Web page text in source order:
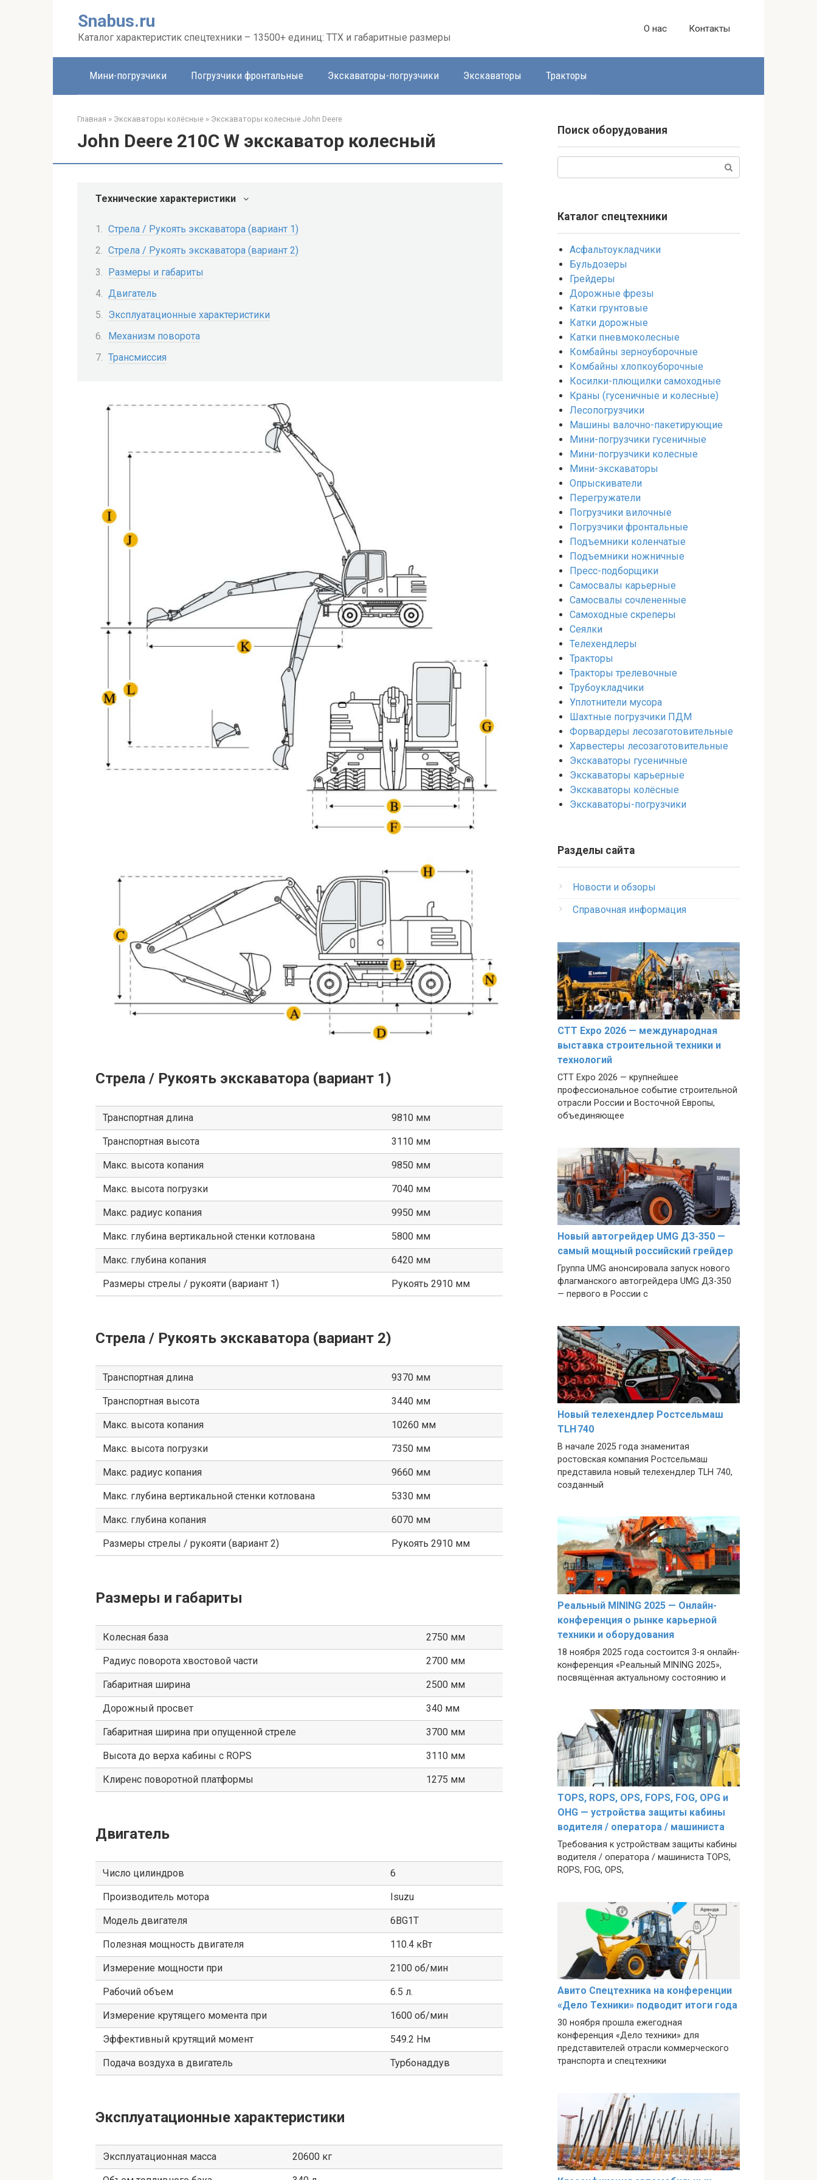
Snabus.ru
Каталог характеристик спецтехники – 13500+ единиц: ТТХ и габаритные размеры
О нас Контакты
Мини-погрузчики Погрузчики фронтальные Экскаваторы-погрузчики Экскаваторы Тракторы
Главная » Экскаваторы колёсные » Экскаваторы колесные John Deere
John Deere 210C W экскаватор колесный
Технические характеристики
Стрела / Рукоять экскаватора (вариант 1)
Стрела / Рукоять экскаватора (вариант 2)
Размеры и габариты
Двигатель
Эксплуатационные характеристики
Механизм поворота
Трансмиссия
Стрела / Рукоять экскаватора (вариант 1)
Транспортная длина 9810 мм
Транспортная высота 3110 мм
Макс. высота копания 9850 мм
Макс. высота погрузки 7040 мм
Макс. радиус копания 9950 мм
Макс. глубина вертикальной стенки котлована 5800 мм
Макс. глубина копания 6420 мм
Размеры стрелы / рукояти (вариант 1) Рукоять 2910 мм
Стрела / Рукоять экскаватора (вариант 2)
Транспортная длина 9370 мм
Транспортная высота 3440 мм
Макс. высота копания 10260 мм
Макс. высота погрузки 7350 мм
Макс. радиус копания 9660 мм
Макс. глубина вертикальной стенки котлована 5330 мм
Макс. глубина копания 6070 мм
Размеры стрелы / рукояти (вариант 2) Рукоять 2910 мм
Размеры и габариты
Колесная база 2750 мм
Радиус поворота хвостовой части 2700 мм
Габаритная ширина 2500 мм
Дорожный просвет 340 мм
Габаритная ширина при опущенной стреле 3700 мм
Высота до верха кабины с ROPS 3110 мм
Клиренс поворотной платформы 1275 мм
Двигатель
Число цилиндров 6
Производитель мотора Isuzu
Модель двигателя 6BG1T
Полезная мощность двигателя 110.4 кВт
Измерение мощности при 2100 об/мин
Рабочий объем 6.5 л.
Измерение крутящего момента при 1600 об/мин
Эффективный крутящий момент 549.2 Нм
Подача воздуха в двигатель Турбонаддув
Эксплуатационные характеристики
Эксплуатационная масса 20600 кг
Поиск оборудования
Каталог спецтехники
Асфальтоукладчики
Бульдозеры
Грейдеры
Дорожные фрезы
Катки грунтовые
Катки дорожные
Катки пневмоколесные
Комбайны зерноуборочные
Комбайны хлопкоуборочные
Косилки-плющилки самоходные
Краны (гусеничные и колесные)
Лесопогрузчики
Машины валочно-пакетирующие
Мини-погрузчики гусеничные
Мини-погрузчики колесные
Мини-экскаваторы
Опрыскиватели
Перегружатели
Погрузчики вилочные
Погрузчики фронтальные
Подъемники коленчатые
Подъемники ножничные
Пресс-подборщики
Самосвалы карьерные
Самосвалы сочлененные
Самоходные скреперы
Сеялки
Телехендлеры
Тракторы
Тракторы трелевочные
Трубоукладчики
Уплотнители мусора
Шахтные погрузчики ПДМ
Форвардеры лесозаготовительные
Харвестеры лесозаготовительные
Экскаваторы гусеничные
Экскаваторы карьерные
Экскаваторы колёсные
Экскаваторы-погрузчики
Разделы сайта
Новости и обзоры
Справочная информация
CTT Expo 2026 — международная
выставка строительной техники и
технологий
CTT Expo 2026 — крупнейшее
профессиональное событие строительной
отрасли России и Восточной Европы,
объединяющее
Новый автогрейдер UMG ДЗ-350 —
самый мощный российский грейдер
Группа UMG анонсировала запуск нового
флагманского автогрейдера UMG ДЗ-350
— первого в России с
Новый телехендлер Ростсельмаш
TLH 740
В начале 2025 года знаменитая
ростовская компания Ростсельмаш
представила новый телехендлер TLH 740,
созданный
Реальный MINING 2025 — Онлайн-
конференция о рынке карьерной
техники и оборудования
18 ноября 2025 года состоится 3-я онлайн-
конференция «Реальный MINING 2025»,
посвящённая актуальному состоянию и
TOPS, ROPS, OPS, FOPS, FOG, OPG и
OHG — устройства защиты кабины
водителя / оператора / машиниста
Требования к устройствам защиты кабины
водителя / оператора / машиниста TOPS,
ROPS, FOG, OPS,
Авито Спецтехника на конференции
«Дело Техники» подводит итоги года
30 ноября прошла ежегодная
конференция «Дело техники» для
представителей отрасли коммерческого
транспорта и спецтехники